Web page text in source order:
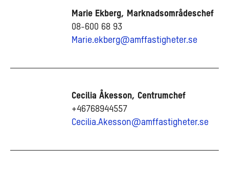
Marie Ekberg, Marknadsområdeschef
08-600 68 93
Marie.ekberg@amffastigheter.se
Cecilia Åkesson, Centrumchef
+46768944557
Cecilia.Akesson@amffastigheter.se